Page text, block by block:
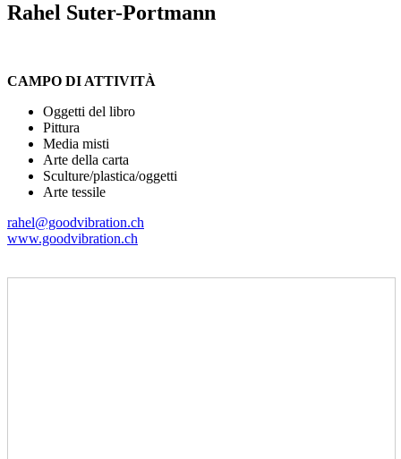
Rahel Suter-Portmann
CAMPO DI ATTIVITÀ
Oggetti del libro
Pittura
Media misti
Arte della carta
Sculture/plastica/oggetti
Arte tessile
rahel@goodvibration.ch
www.goodvibration.ch